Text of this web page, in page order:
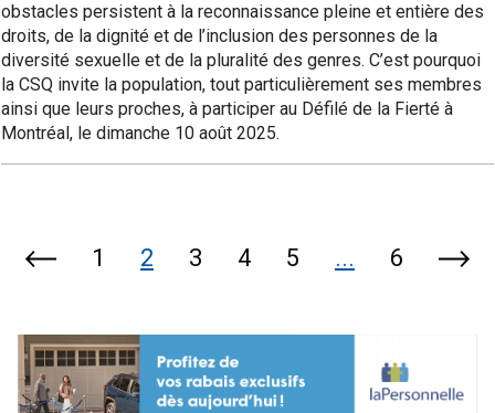
obstacles persistent à la reconnaissance pleine et entière des
droits, de la dignité et de l’inclusion des personnes de la
diversité sexuelle et de la pluralité des genres. C’est pourquoi
la CSQ invite la population, tout particulièrement ses membres
ainsi que leurs proches, à participer au Défilé de la Fierté à
Montréal, le dimanche 10 août 2025.
Page
1 2 3 4 5 ... 6
Page